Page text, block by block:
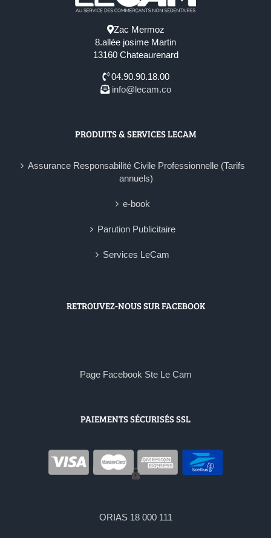
Zac Mermoz
8.allée josime Martin
13160 Chateaurenard
04.90.90.18.00
info@lecam.co
PRODUITS & SERVICES LECAM
Assurance Responsabilité Civile Professionnelle (Tarifs
annuels)
e-book
Parution Publicitaire
Services LeCam
RETROUVEZ-NOUS SUR FACEBOOK
Page Facebook Ste Le Cam
PAIEMENTS SÉCURISÉS SSL
ORIAS 18 000 111